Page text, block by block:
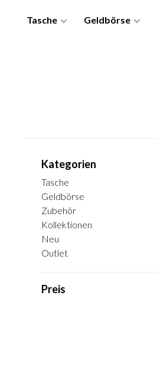
Tasche Geldbörse
Kategorien
Tasche
Geldbörse
Zubehör
Kollektionen
Neu
Outlet
Preis